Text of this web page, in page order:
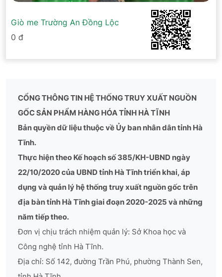
Giò me Trường An Đồng Lộc
0 đ
CỔNG THÔNG TIN HỆ THỐNG TRUY XUẤT NGUỒN
GỐC SẢN PHẨM HÀNG HÓA TỈNH HÀ TĨNH
Bản quyền dữ liệu thuộc về Ủy ban nhân dân tỉnh Hà
Tĩnh.
Thực hiện theo Kế hoạch số 385/KH-UBND ngày
22/10/2020 của UBND tỉnh Hà Tĩnh triển khai, áp
dụng và quản lý hệ thống truy xuất nguồn gốc trên
địa bàn tỉnh Hà Tĩnh giai đoạn 2020-2025 và những
năm tiếp theo.
Đơn vị chịu trách nhiệm quản lý: Sở Khoa học và
Công nghệ tỉnh Hà Tĩnh.
Địa chỉ: Số 142, đường Trần Phú, phường Thành Sen,